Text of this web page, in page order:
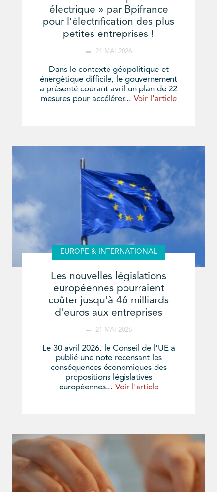
électrique » par Bpifrance
pour l’électrification des plus
petites entreprises !
21 MAI 2026
Dans le contexte géopolitique et
énergétique difficile, le gouvernement
a présenté courant avril un plan de 22
mesures pour accélérer... Voir l'article
EUROPE & INTERNATIONAL
Les nouvelles législations
européennes pourraient
coûter jusqu'à 46 milliards
d'euros aux entreprises
21 MAI 2026
Le 30 avril 2026, le Conseil de l'UE a
publié une note recensant les
conséquences économiques des
propositions législatives
européennes... Voir l'article